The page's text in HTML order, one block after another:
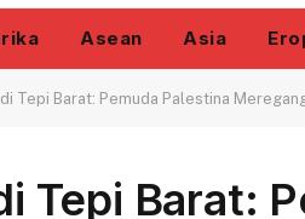
Asean Asia
Tepi Barat: Pemuda Palestina
Tepi Barat: